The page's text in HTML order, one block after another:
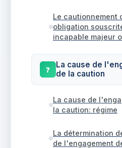
Le cautionnement
obligation
incapable majeur
❓
La cause de
de la caution
La cause de
la caution: régime
La détermination
de l'engagement